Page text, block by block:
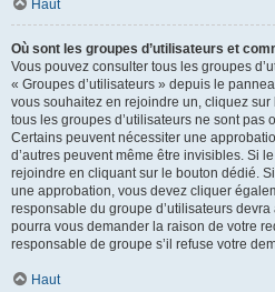
Haut
Où sont les groupes d’utilisateurs et
Vous pouvez consulter tous les groupes
« Groupes d’utilisateurs » depuis le
vous souhaitez en rejoindre un, cliquez
tous les groupes d’utilisateurs ne sont pas
Certains peuvent nécessiter une
d’autres peuvent même être invisibles. Si
rejoindre en cliquant sur le bouton dédié.
une approbation, vous devez cliquer
responsable du groupe d’utilisateurs
pourra vous demander la raison de votre
responsable de groupe s’il refuse votre
Haut